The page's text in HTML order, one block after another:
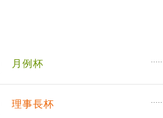
月例杯
理事長杯